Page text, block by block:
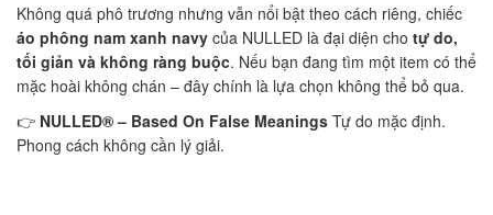
Không quá phô trương nhưng vẫn nổi bật theo cách riêng, chiếc
áo phông nam xanh navy của NULLED là đại diện cho tự do,
tối giản và không ràng buộc. Nếu bạn đang tìm một item có thể
mặc hoài không chán – đây chính là lựa chọn không thể bỏ qua.
👉 NULLED® – Based On False Meanings Tự do mặc định.
Phong cách không cần lý giải.